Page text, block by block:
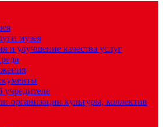
музея
и улучшение качества услуг
учредителе
организации культуры, коллектив